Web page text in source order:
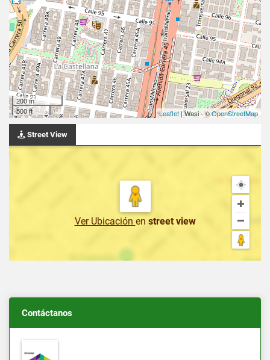
200 m
500 ft
Leaflet | Wasi - ©OpenStreetMap
Street View
Ver Ubicación en street view
Contáctanos